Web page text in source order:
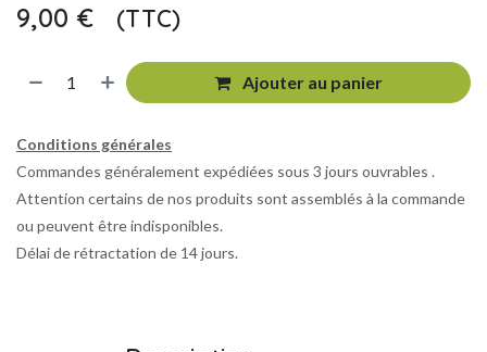
9,00 € (TTC)
Ajouter au panier
Conditions générales
Commandes généralement expédiées sous 3 jours ouvrables .
Attention certains de nos produits sont assemblés à la commande
ou peuvent être indisponibles.
Délai de rétractation de 14 jours.